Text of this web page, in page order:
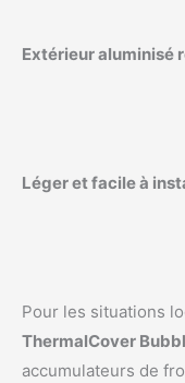
Extérieur aluminisé
Léger et facile à
Pour les situations
ThermalCover
accumulateurs de